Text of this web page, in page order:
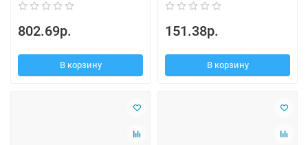
802.69р.
В корзину
151.38р.
В корзину